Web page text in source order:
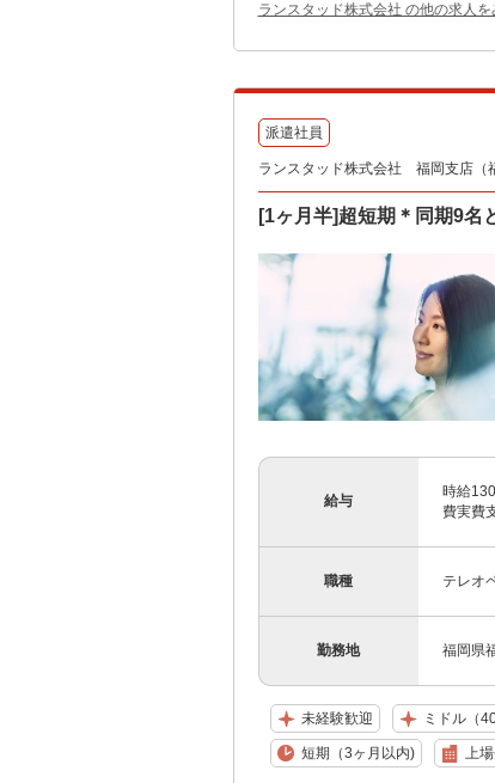
ランスタッド株式会社 の他の求人を
派遣社員
ランスタッド株式会社 福岡支店（
[1ヶ月半]超短期＊同期9名
給与
時給
費実費
職種 テレオ
勤務地 福岡県
未経験歓迎 ミドル（
短期（3ヶ月以内) 上